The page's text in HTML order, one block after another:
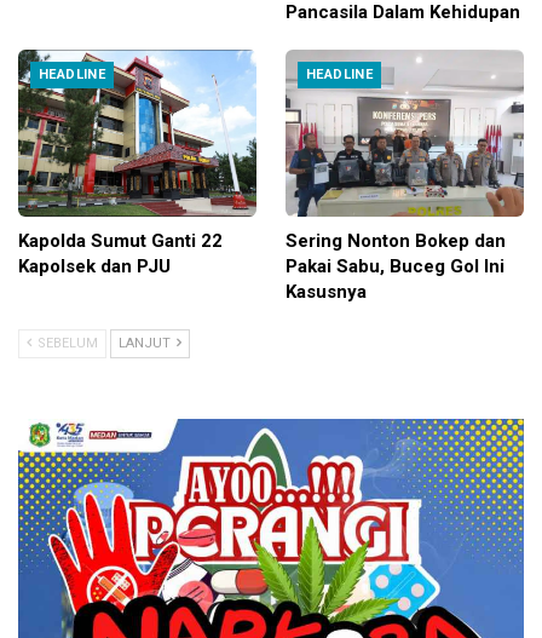
Pancasila Dalam Kehidupan
HEADLINE
Kapolda Sumut Ganti 22
Kapolsek dan PJU
HEADLINE
Sering Nonton Bokep dan
Pakai Sabu, Buceg Gol Ini
Kasusnya
SEBELUM LANJUT